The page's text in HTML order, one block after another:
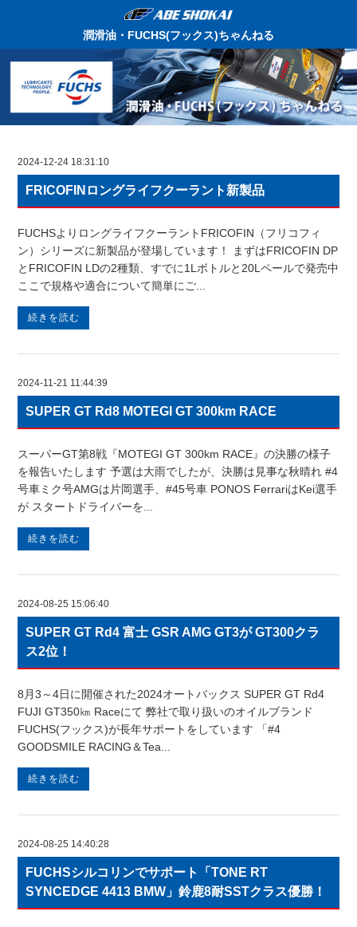
潤滑油・FUCHS(フックス)ちゃんねる
2024-12-24 18:31:10
FRICOFINロングライフクーラント新製品
FUCHSよりロングライフクーラントFRICOFIN（フリコフィ
ン）シリーズに新製品が登場しています！ まずはFRICOFIN DP
とFRICOFIN LDの2種類、すでに1Lボトルと20Lペールで発売中
ここで規格や適合について簡単にご...
続きを読む
2024-11-21 11:44:39
SUPER GT Rd8 MOTEGI GT 300km RACE
スーパーGT第8戦『MOTEGI GT 300km RACE』の決勝の様子
を報告いたします 予選は大雨でしたが、決勝は見事な秋晴れ #4
号車ミク号AMGは片岡選手、#45号車 PONOS FerrariはKei選手
が スタートドライバーを...
続きを読む
2024-08-25 15:06:40
SUPER GT Rd4 富士 GSR AMG GT3が GT300クラ
ス2位！
8月3～4日に開催された2024オートバックス SUPER GT Rd4
FUJI GT350㎞ Raceにて 弊社で取り扱いのオイルブランド
FUCHS(フックス)が長年サポートをしています 「#4
GOODSMILE RACING＆Tea...
続きを読む
2024-08-25 14:40:28
FUCHSシルコリンでサポート「TONE RT
SYNCEDGE 4413 BMW」鈴鹿8耐SSTクラス優勝！